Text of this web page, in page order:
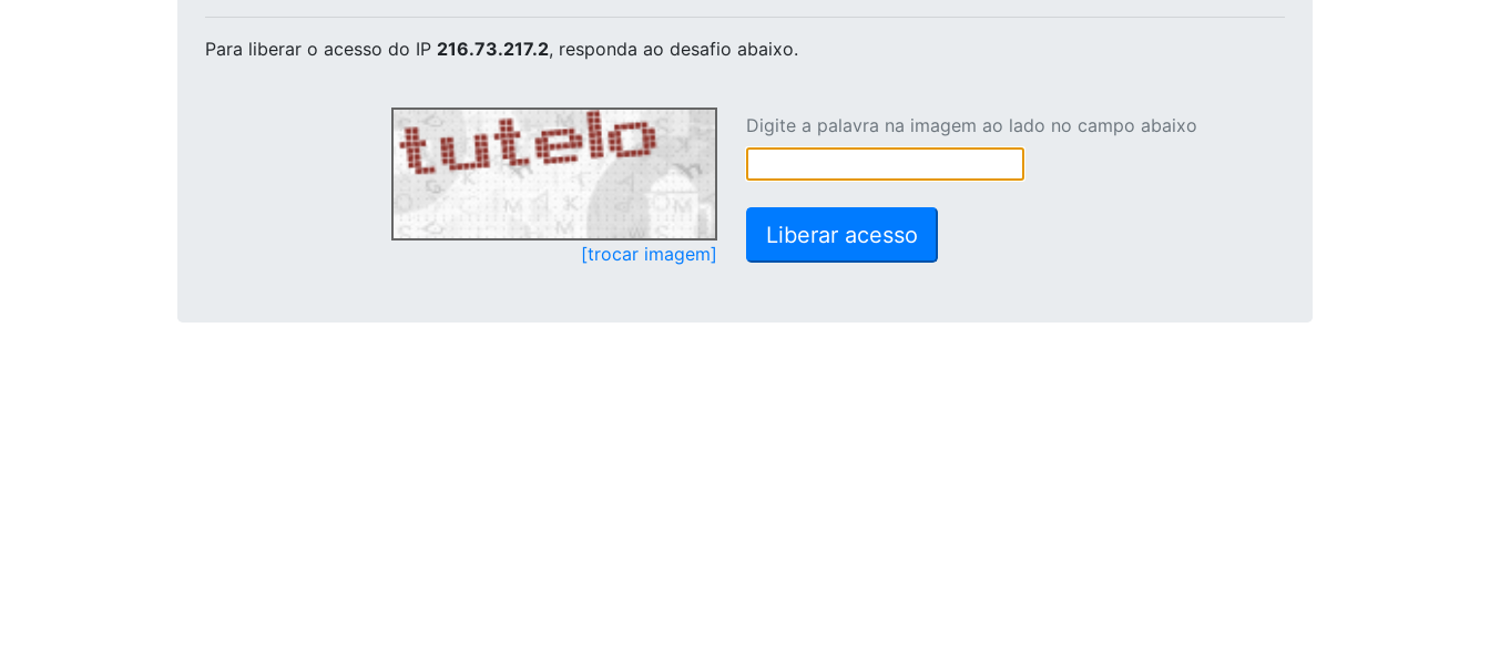
Para liberar o acesso do IP 216.73.217.2, responda ao desafio abaixo.
[trocar imagem]
Digite a palavra na imagem ao lado no campo abaixo